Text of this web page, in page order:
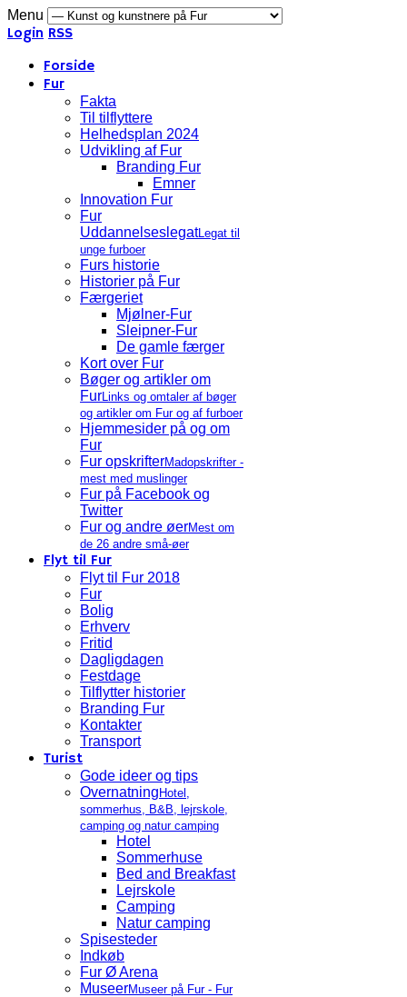
Menu
Login RSS
Forside
Fur
Fakta
Til tilflyttere
Helhedsplan 2024
Udvikling af Fur
Branding Fur
Emner
Innovation Fur
Fur
UddannelseslegatLegat til
unge furboer
Furs historie
Historier på Fur
Færgeriet
Mjølner-Fur
Sleipner-Fur
De gamle færger
Kort over Fur
Bøger og artikler om
FurLinks og omtaler af bøger
og artikler om Fur og af furboer
Hjemmesider på og om
Fur
Fur opskrifterMadopskrifter -
mest med muslinger
Fur på Facebook og
Twitter
Fur og andre øerMest om
de 26 andre små-øer
Flyt til Fur
Flyt til Fur 2018
Fur
Bolig
Erhverv
Fritid
Dagligdagen
Festdage
Tilflytter historier
Branding Fur
Kontakter
Transport
Turist
Gode ideer og tips
Overnatning Hotel,
sommerhus, B&B, lejrskole,
camping og natur camping
Hotel
Sommerhuse
Bed and Breakfast
Lejrskole
Camping
Natur camping
Spisesteder
Indkøb
Fur Ø Arena
MuseerMuseer på Fur - Fur